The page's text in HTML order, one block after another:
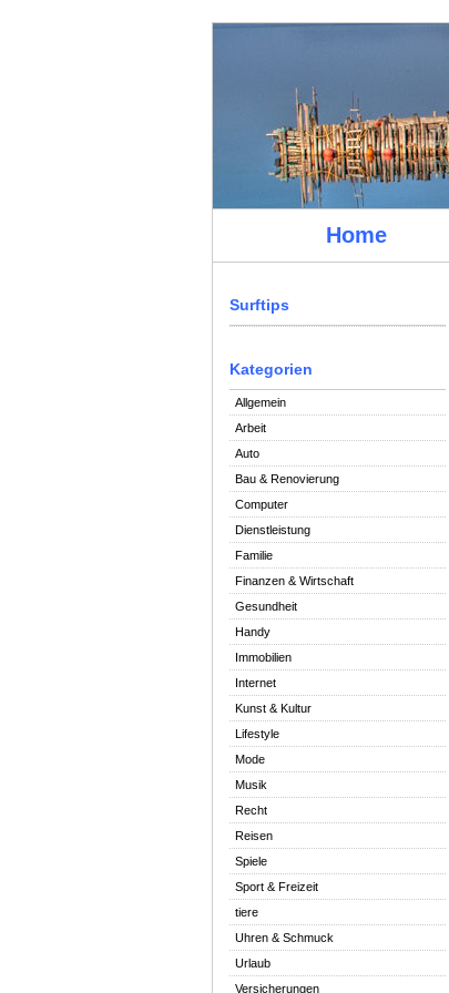
Home
Surftips
Kategorien
Allgemein
Arbeit
Auto
Bau & Renovierung
Computer
Dienstleistung
Familie
Finanzen & Wirtschaft
Gesundheit
Handy
Immobilien
Internet
Kunst & Kultur
Lifestyle
Mode
Musik
Recht
Reisen
Spiele
Sport & Freizeit
tiere
Uhren & Schmuck
Urlaub
Versicherungen